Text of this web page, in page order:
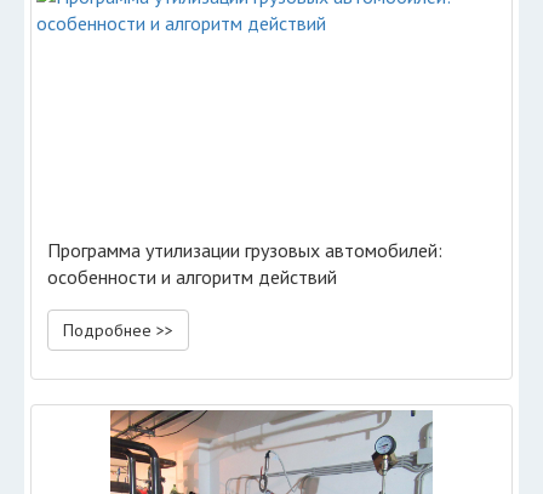
Программа утилизации грузовых автомобилей:
особенности и алгоритм действий
Подробнее >>